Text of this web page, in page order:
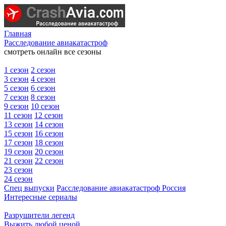
Главная
Расследование авиакатастроф
смотреть онлайн все сезоны
1 сезон 2 сезон
3 сезон 4 сезон
5 сезон 6 сезон
7 сезон 8 сезон
9 сезон 10 сезон
11 сезон 12 сезон
13 сезон 14 сезон
15 сезон 16 сезон
17 сезон 18 сезон
19 сезон 20 сезон
21 сезон 22 сезон
23 сезон
24 сезон
Спец выпуски Расследование авиакатастроф Россия
Интересные сериалы
Разрушители легенд
Выжить любой ценой